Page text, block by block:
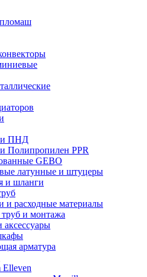
ПНД
Полипропилен PPR
GEBO
латунные и штуцеры
и шланги
и расходные материалы
и монтажа
арматура